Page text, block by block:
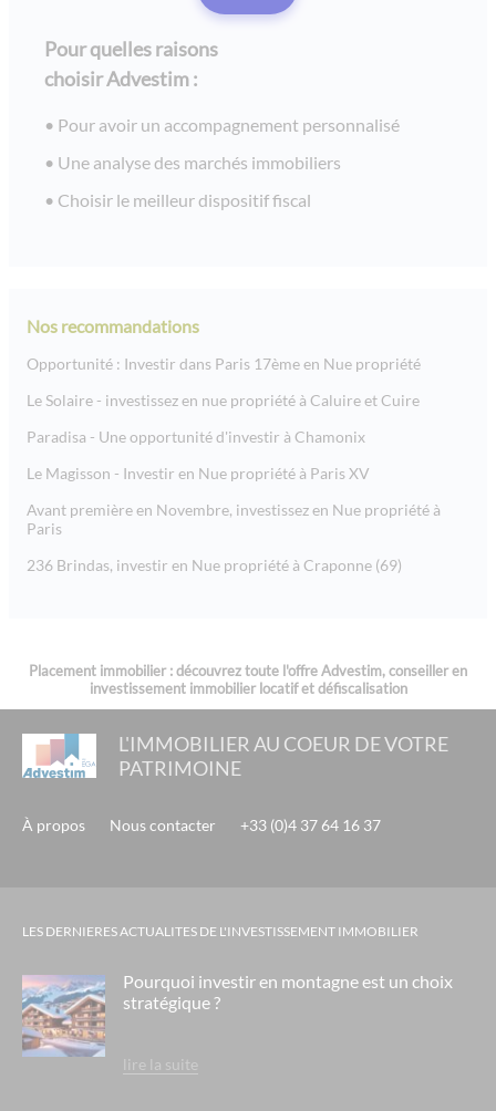
Pour quelles raisons
choisir Advestim :
Pour avoir un accompagnement personnalisé
Une analyse des marchés immobiliers
Choisir le meilleur dispositif fiscal
Nos recommandations
Opportunité : Investir dans Paris 17ème en Nue propriété
Le Solaire - investissez en nue propriété à Caluire et Cuire
Paradisa - Une opportunité d'investir à Chamonix
Le Magisson - Investir en Nue propriété à Paris XV
Avant première en Novembre, investissez en Nue propriété à
Paris
236 Brindas, investir en Nue propriété à Craponne (69)
Placement immobilier : découvrez toute l'offre Advestim, conseiller en
investissement immobilier locatif et défiscalisation
L'IMMOBILIER AU COEUR DE VOTRE
PATRIMOINE
À propos Nous contacter +33 (0)4 37 64 16 37
LES DERNIERES ACTUALITES DE L'INVESTISSEMENT IMMOBILIER
Pourquoi investir en montagne est un choix
stratégique ?
lire la suite